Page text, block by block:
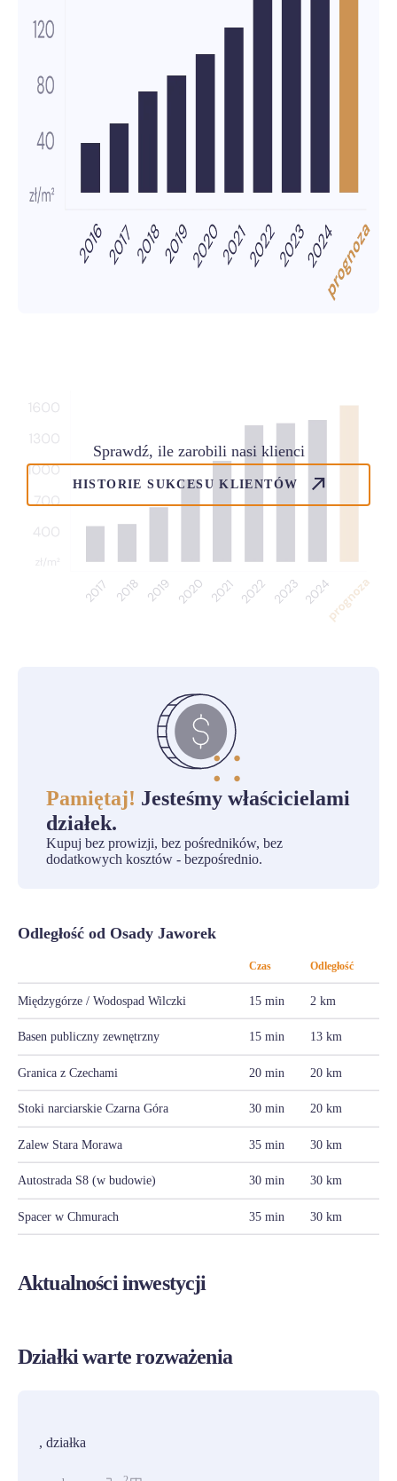
Sprawdź, ile zarobili nasi klienci
HISTORIE SUKCESU KLIENTÓW
Pamiętaj! Jesteśmy właścicielami
działek.
Kupuj bez prowizji, bez pośredników, bez
dodatkowych kosztów - bezpośrednio.
Odległość od Osady Jaworek
Czas Odległość
Międzygórze / Wodospad Wilczki 15 min 2 km
Basen publiczny zewnętrzny 15 min 13 km
Granica z Czechami 20 min 20 km
Stoki narciarskie Czarna Góra 30 min 20 km
Zalew Stara Morawa 35 min 30 km
Autostrada S8 (w budowie) 30 min 30 km
Spacer w Chmurach 35 min 30 km
Aktualności inwestycji
Działki warte rozważenia
, działka